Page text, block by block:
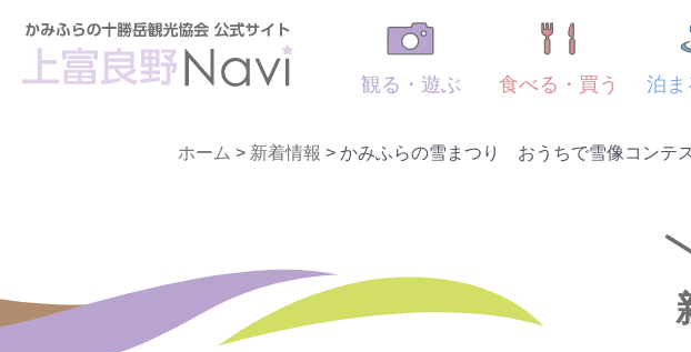
観る・遊ぶ 食べる・買う 泊ま
ホーム > 新着情報 > かみふらの雪まつり おうちで雪像コンテ